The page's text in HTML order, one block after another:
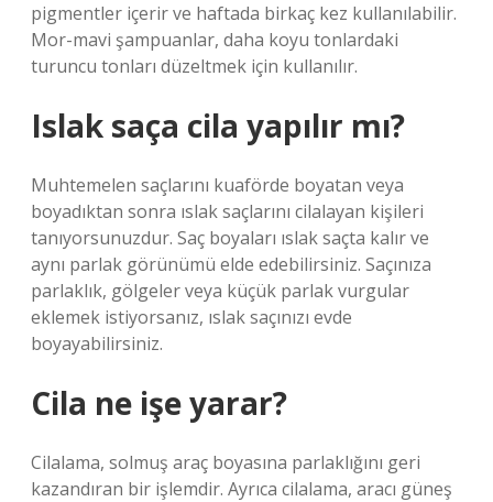
pigmentler içerir ve haftada birkaç kez kullanılabilir.
Mor-mavi şampuanlar, daha koyu tonlardaki
turuncu tonları düzeltmek için kullanılır.
Islak saça cila yapılır mı?
Muhtemelen saçlarını kuaförde boyatan veya
boyadıktan sonra ıslak saçlarını cilalayan kişileri
tanıyorsunuzdur. Saç boyaları ıslak saçta kalır ve
aynı parlak görünümü elde edebilirsiniz. Saçınıza
parlaklık, gölgeler veya küçük parlak vurgular
eklemek istiyorsanız, ıslak saçınızı evde
boyayabilirsiniz.
Cila ne işe yarar?
Cilalama, solmuş araç boyasına parlaklığını geri
kazandıran bir işlemdir. Ayrıca cilalama, aracı güneş